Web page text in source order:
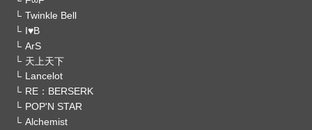
Twinkle Bell
I♥B
ArS
天上天下
Lancelot
RE：BERSERK
POP'N STAR
Alchemist